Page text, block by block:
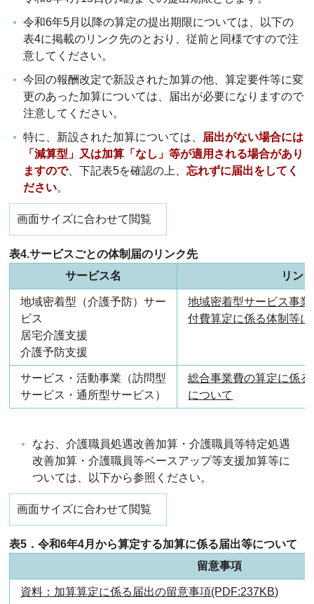
令和6年5月以降の算定の提出期限については、以下の
表4に掲載のリンク先のとおり、従前と同様ですので注
意してください。
今回の報酬改定で新設された加算の他、算定要件等に変
更のあった加算については、届出が必要になりますので
注意してください。
特に、新設された加算については、 届出がない場合には
「減算型」又は加算「なし」等が適用される場合があり
ますので、下記表5を確認の上、忘れずに届出をしてく
ださい。
画面サイズに合わせて閲覧
表4.サービスごとの体制届のリンク先
サービス名
リン
地域密着型（介護予防）サー
ビス
居宅介護支援
介護予防支援
地域密着型サービス事
付費算定に係る体制等
サービス・活動事業（訪問型
サービス・通所型サービス）
総合事業費の算定に係
について
なお、介護職員処遇改善加算・介護職員等特定処遇
改善加算・介護職員等ベースアップ等支援加算等に
ついては、以下から参照ください。
画面サイズに合わせて閲覧
表5．令和6年4月から算定する加算に係る届出等について
留意事項
資料：加算算定に係る届出の留意事項(PDF:237KB)